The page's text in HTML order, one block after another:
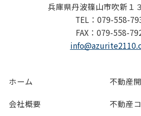
姫路市青山西4丁目 収益用地
兵庫県丹波篠山市吹新１
TEL：079-558-
FAX：079-558-
ホーム
会社概要
不動産
不動産